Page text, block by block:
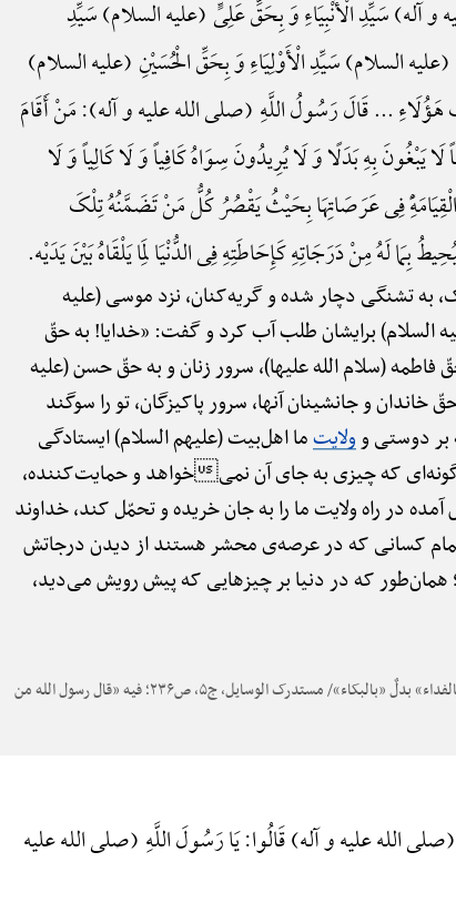
سَیِّدِ الْأَنْبِیَاءِ وَ بِحَقِّ عَلِیٍّ (علیه السلام) سَیِّدِ
السلام) سَیِّدِ الْأَوْلِیَاءِ وَ بِحَقِّ الْحُسَیْنِ (علیه السلام)
هَؤُلَاءِ ... قَالَ رَسُولُ اللَّهِ (صلی الله علیه و آله): مَنْ أَقَامَ
یَبْغُونَ بِهِ بَدَلًا وَ لَا یُرِیدُونَ سِوَاهُ کَافِیاً وَ لَا کَالِیاً وَ لَا
الْقِیَامَهًِْ فِی عَرَصَاتِهَا بِحَیْثُ یَقْصُرُ کُلُّ مَنْ تَضَمَّنُهُ تِلْکَ
لَهُ مِنْ دَرَجَاتِهِ کَإِحَاطَتِهِ فِی الدُّنْیَا لِمَا یَلْقَاهُ بَیْنَ یَدَیْه.
به تشنگی دچار شده و گریه‌کنان، نزد موسی (علیه
السلام) برایشان طلب آب کرد و گفت: «خدایا! به حقّ
فاطمه (سلام الله علیها)، سرور زنان و به حقّ حسن (علیه
و جانشینان آنها، سرور پاکیزگان، تو را سوگند
دوستی وولایتما اهل‌بیت (علیهم السلام) ایستادگی
که چیزی به جای آن نمیخواهد و حمایت‌کننده،
در راه ولایت ما را به جان خریده و تحمّل کند، خداوند
کسانی که در عرصه‌ی محشر هستند از دیدن درجاتش
که در دنیا بر چیزهایی که پیش رویش می‌دید،
بحارالأنوار، ج۱۳، ص۱۸۴/ الإمام العسکری، ص۲۶۱/ تأویل الآیات الظاهرهًْ، ص۶۹؛ فیه: «بالفداء» بدلٌ «بالبکاء»/ مستدرک الوسایل، ج۵، ص۲۳۶؛ فیه «قال رسول الله من
الله علیه و آله) قَالُوا: یَا رَسُولَ اللَّهِ (صلی الله علیه